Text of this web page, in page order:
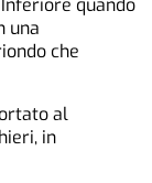
quando
una
che
al
in